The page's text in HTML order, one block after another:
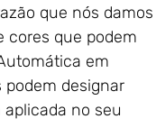
que nós damos
cores que podem
em
podem designar
no seu